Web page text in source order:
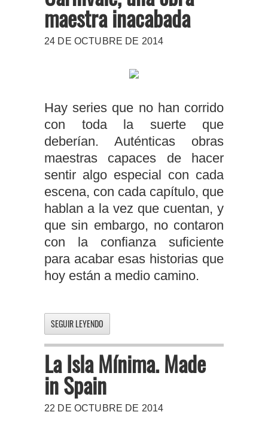
maestra inacabada
24 DE OCTUBRE DE 2014
Hay series que no han corrido
con toda la suerte que
deberían. Auténticas obras
maestras capaces de hacer
sentir algo especial con cada
escena, con cada capítulo, que
hablan a la vez que cuentan, y
que sin embargo, no contaron
con la confianza suficiente
para acabar esas historias que
hoy están a medio camino.
SEGUIR LEYENDO
La Isla Mínima. Made
in Spain
22 DE OCTUBRE DE 2014